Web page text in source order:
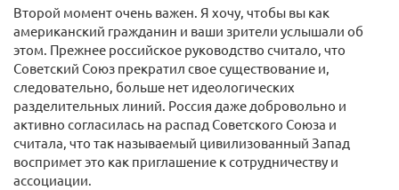
Второй момент очень важен. Я хочу, чтобы вы как
американский гражданин и ваши зрители услышали об
этом. Прежнее российское руководство считало, что
Советский Союз прекратил свое существование и,
следовательно, больше нет идеологических
разделительных линий. Россия даже добровольно и
активно согласилась на распад Советского Союза и
считала, что так называемый цивилизованный Запад
воспримет это как приглашение к сотрудничеству и
ассоциации.